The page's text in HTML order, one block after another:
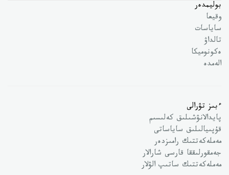
بوليمدەر
وقيعا
ساياسات
تالداۋ
ەكونوميكا
الەمدە
ءبىز تۋرالى
پايدالانۋشىلىق كەلىسىم
قۇپىيالىلىق ساياساتى
مەملەكەتتىك رامىزدەر
جەمقورلىققا قارسى شارالار
مەملەكەتتىك ساتىپ الۋلار